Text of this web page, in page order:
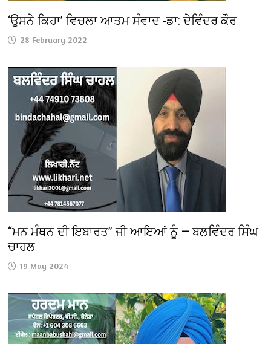
‘ਉਸਨੇ ਕਿਹਾ’ ਵਿਚਲਾ ਆਤਮ ਸੰਵਾਦ -ਡਾ: ਦੇਵਿੰਦਰ ਕੌਰ
28 February 2022
“ਮਨ ਮੰਥਨ ਦੀ ਇਬਾਰਤ” ਜੀ ਆਇਆਂ ਨੂੰ — ਬਲਵਿੰਦਰ ਸਿੰਘ
ਚਾਹਲ
19 May 2024